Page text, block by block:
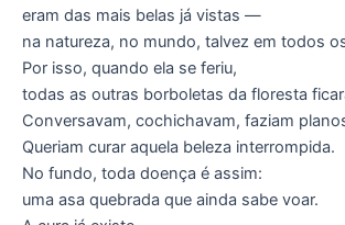
eram das mais belas já vistas —
na natureza, no mundo, talvez em todos
Por isso, quando ela se feriu,
todas as outras borboletas da floresta
Conversavam, cochichavam, faziam
Queriam curar aquela beleza interrompida.
No fundo, toda doença é assim:
uma asa quebrada que ainda sabe voar.